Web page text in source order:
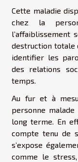
Cette maladie
chez la
l’affaiblissement
destruction totale
identifier les
des relations
temps.
Au fur et à
personne
long terme. En
compte tenu de
s’expose
comme le